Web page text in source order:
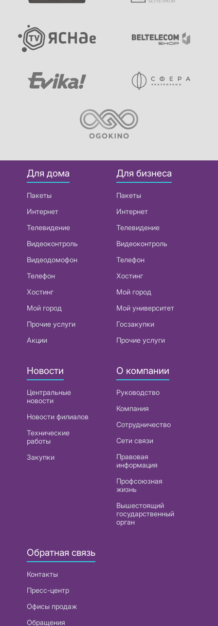
Для дома
Пакеты
Интернет
Телевидение
Видеоконтроль
Видеодомофон
Телефон
Хостинг
Мой город
Прочие услуги
Акции
Для бизнеса
Пакеты
Интернет
Телевидение
Видеоконтроль
Телефон
Хостинг
Мой город
Мой университет
Госзакупки
Прочие услуги
Новости
Центральные
новости
Новости филиалов
Технические
работы
Закупки
О компании
Руководство
Компания
Сотрудничество
Сети связи
Правовая
информация
Профсоюзная
жизнь
Вышестоящий
государственный
орган
Обратная связь
Контакты
Пресс-центр
Офисы продаж
Обращения